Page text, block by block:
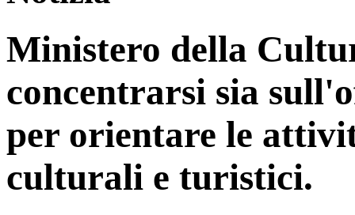
Ministero della
concentrarsi sia
per orientare le
culturali e turistici.